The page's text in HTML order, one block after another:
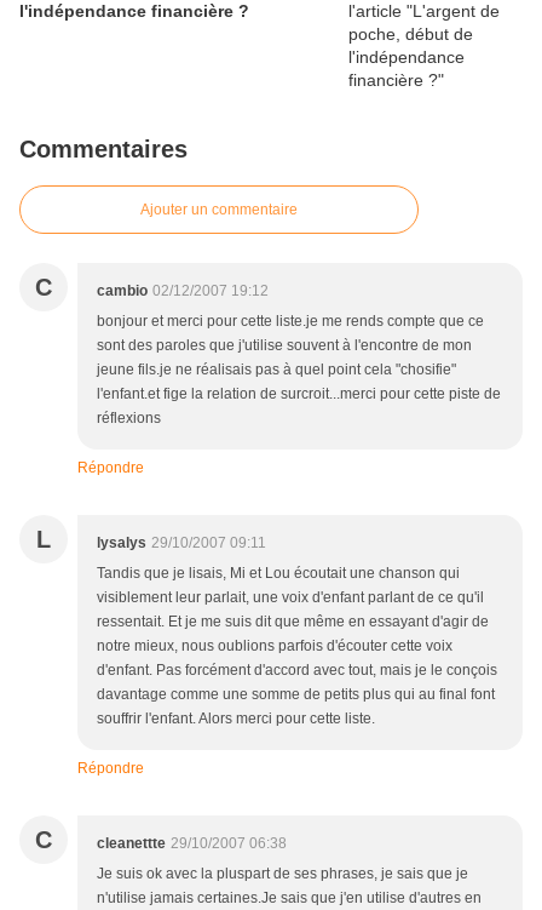
l'indépendance financière ?
Commentaires
Ajouter un commentaire
C cambio 02/12/2007 19:12
bonjour et merci pour cette liste.je me rends compte que ce
sont des paroles que j'utilise souvent à l'encontre de mon
jeune fils.je ne réalisais pas à quel point cela "chosifie"
l'enfant.et fige la relation de surcroit...merci pour cette piste de
réflexions
Répondre
L lysalys 29/10/2007 09:11
Tandis que je lisais, Mi et Lou écoutait une chanson qui
visiblement leur parlait, une voix d'enfant parlant de ce qu'il
ressentait. Et je me suis dit que même en essayant d'agir de
notre mieux, nous oublions parfois d'écouter cette voix
d'enfant. Pas forcément d'accord avec tout, mais je le conçois
davantage comme une somme de petits plus qui au final font
souffrir l'enfant. Alors merci pour cette liste.
Répondre
C cleanettte 29/10/2007 06:38
Je suis ok avec la pluspart de ses phrases, je sais que je
n'utilise jamais certaines.Je sais que j'en utilise d'autres en